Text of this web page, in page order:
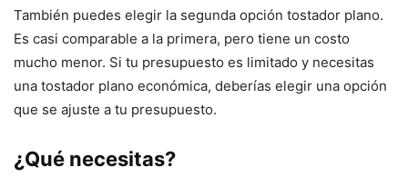
También puedes elegir la segunda opción tostador plano.
Es casi comparable a la primera, pero tiene un costo
mucho menor. Si tu presupuesto es limitado y necesitas
una tostador plano económica, deberías elegir una opción
que se ajuste a tu presupuesto.
¿Qué necesitas?